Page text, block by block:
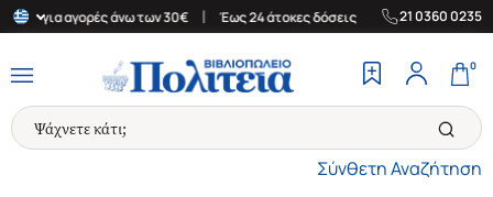
για αγορές άνω των 30€ Έως 24 άτοκες δόσεις | Δωρεάν
21 0360 0235
Σύνθετη Αναζήτηση
0